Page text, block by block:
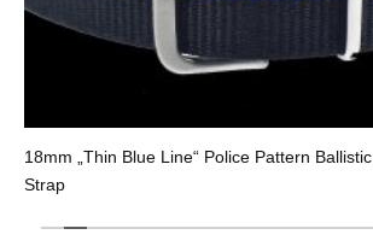
18mm „Thin Blue Line“ Police Pattern
Strap